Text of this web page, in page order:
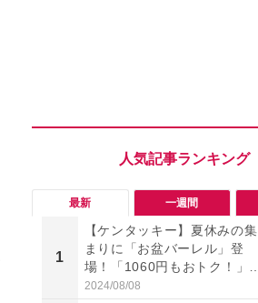
最新 一週間
1
【ケンタッキー】夏休みの集
まりに「お盆バーレル」登
場！「1060円もおトク！」2
週間限定だから急いで～
2024/08/08